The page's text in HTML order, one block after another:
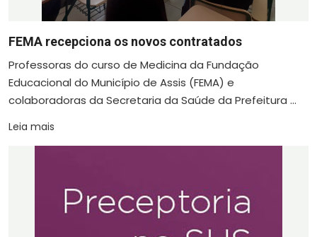
FEMA recepciona os novos contratados
Professoras do curso de Medicina da Fundação
Educacional do Município de Assis (FEMA) e
colaboradoras da Secretaria da Saúde da Prefeitura ...
Leia mais